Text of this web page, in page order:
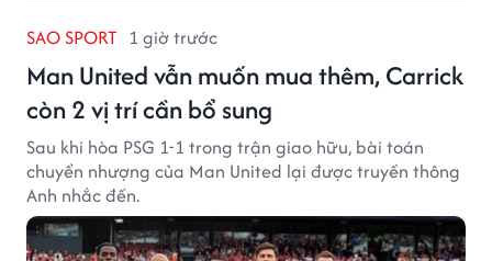
SAO SPORT 1 giờ trước
Man United vẫn muốn mua thêm, Carrick
còn 2 vị trí cần bổ sung
Sau khi hòa PSG 1-1 trong trận giao hữu, bài toán
chuyển nhượng của Man United lại được truyền thông
Anh nhắc đến.